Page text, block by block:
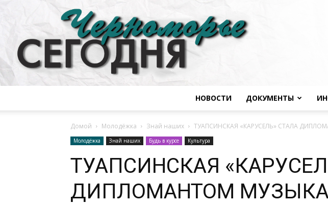
НОВОСТИ ДОКУМЕНТЫ
Домой Молодёжка Знай наших ТУАПСИНСКАЯ «КАРУСЕЛЬ» СТАЛА
Молодёжка Знай наших Будь в курсе Культура
ТУАПСИНСКАЯ
ДИПЛОМАНТОМ